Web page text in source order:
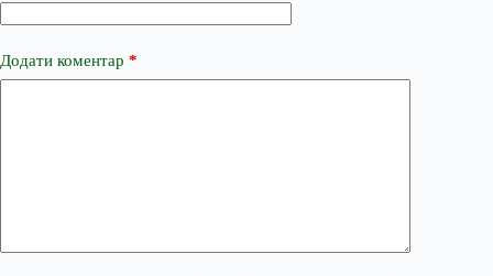
Додати коментар *